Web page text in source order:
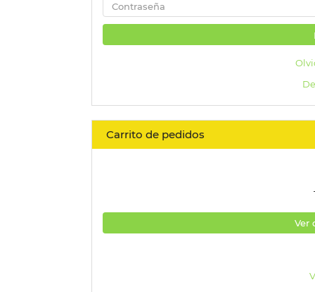
Carrito de pedidos
Ver